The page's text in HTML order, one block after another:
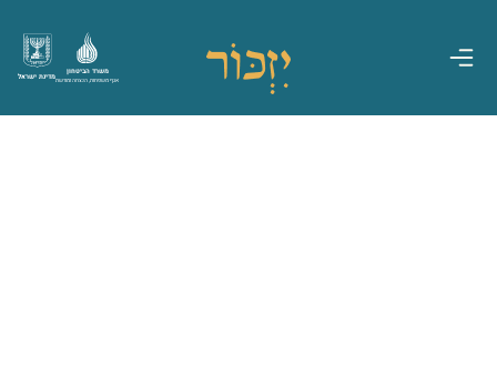
מדינת ישראל
משרד הביטחון
אגף משפחות, הנצחה ומורשת